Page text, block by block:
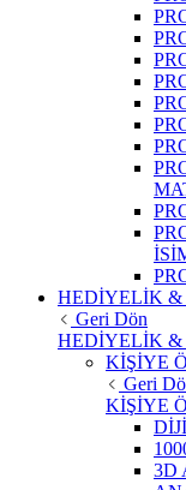
HEDİYELİK &
Geri Dön
HEDİYELİK &
KİŞİYE
Geri
KİŞİYE
3D